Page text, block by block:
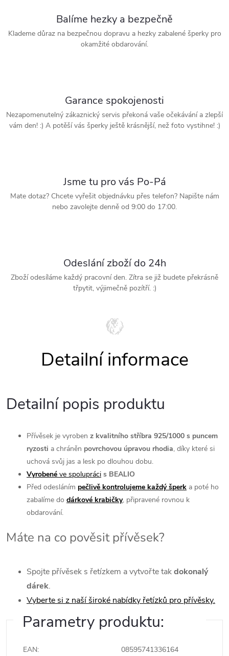
Balíme hezky a bezpečně
Klademe důraz na bezpečnou dopravu a hezky zabalené šperky pro
okamžité obdarování.
Garance spokojenosti
Nezapomenutelný zákaznický servis překoná vaše očekávání a zlepší
vám den! :) A potěší vás šperky ještě krásnější, než foto vystihne! :)
Jsme tu pro vás Po-Pá
Mate dotaz? Chcete vyřešit objednávku přes telefon? Napište nám
nebo zavolejte denně od 9:00 do 17:00.
Odeslání zboží do 24h
Zboží odesíláme každý pracovní den. Zítra se již budete překrásně
třpytit, výjimečně pozítří. :)
Detailní popis produktu
Přívěsek je vyroben z kvalitního stříbra 925/1000 s puncem
ryzosti a chráněn povrchovou úpravou rhodia, díky které si
uchová svůj jas a lesk po dlouhou dobu.
Vyrobené ve spolupráci s BEALIO
Před odesláním pečlivě kontrolujeme každý šperk a poté ho
zabalíme do dárkové krabičky, připravené rovnou k
obdarování.
Máte na co pověsit přívěsek?
Spojte přívěsek s řetízkem a vytvořte takdokonalý
dárek.
Vyberte si z naší široké nabídky řetízků pro přívěsky.
Parametry produktu:
EAN: 08595741336164